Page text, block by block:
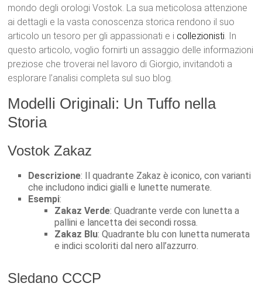
mondo degli orologi Vostok. La sua meticolosa attenzione
ai dettagli e la vasta conoscenza storica rendono il suo
articolo un tesoro per gli appassionati e i collezionisti. In
questo articolo, voglio fornirti un assaggio delle informazioni
preziose che troverai nel lavoro di Giorgio, invitandoti a
esplorare l’analisi completa sul suo blog.
Modelli Originali: Un Tuffo nella
Storia
Vostok Zakaz
Descrizione: Il quadrante Zakaz è iconico, con varianti
che includono indici gialli e lunette numerate.
Esempi:
Zakaz Verde: Quadrante verde con lunetta a
pallini e lancetta dei secondi rossa.
Zakaz Blu: Quadrante blu con lunetta numerata
e indici scoloriti dal nero all’azzurro.
Sledano CCCP